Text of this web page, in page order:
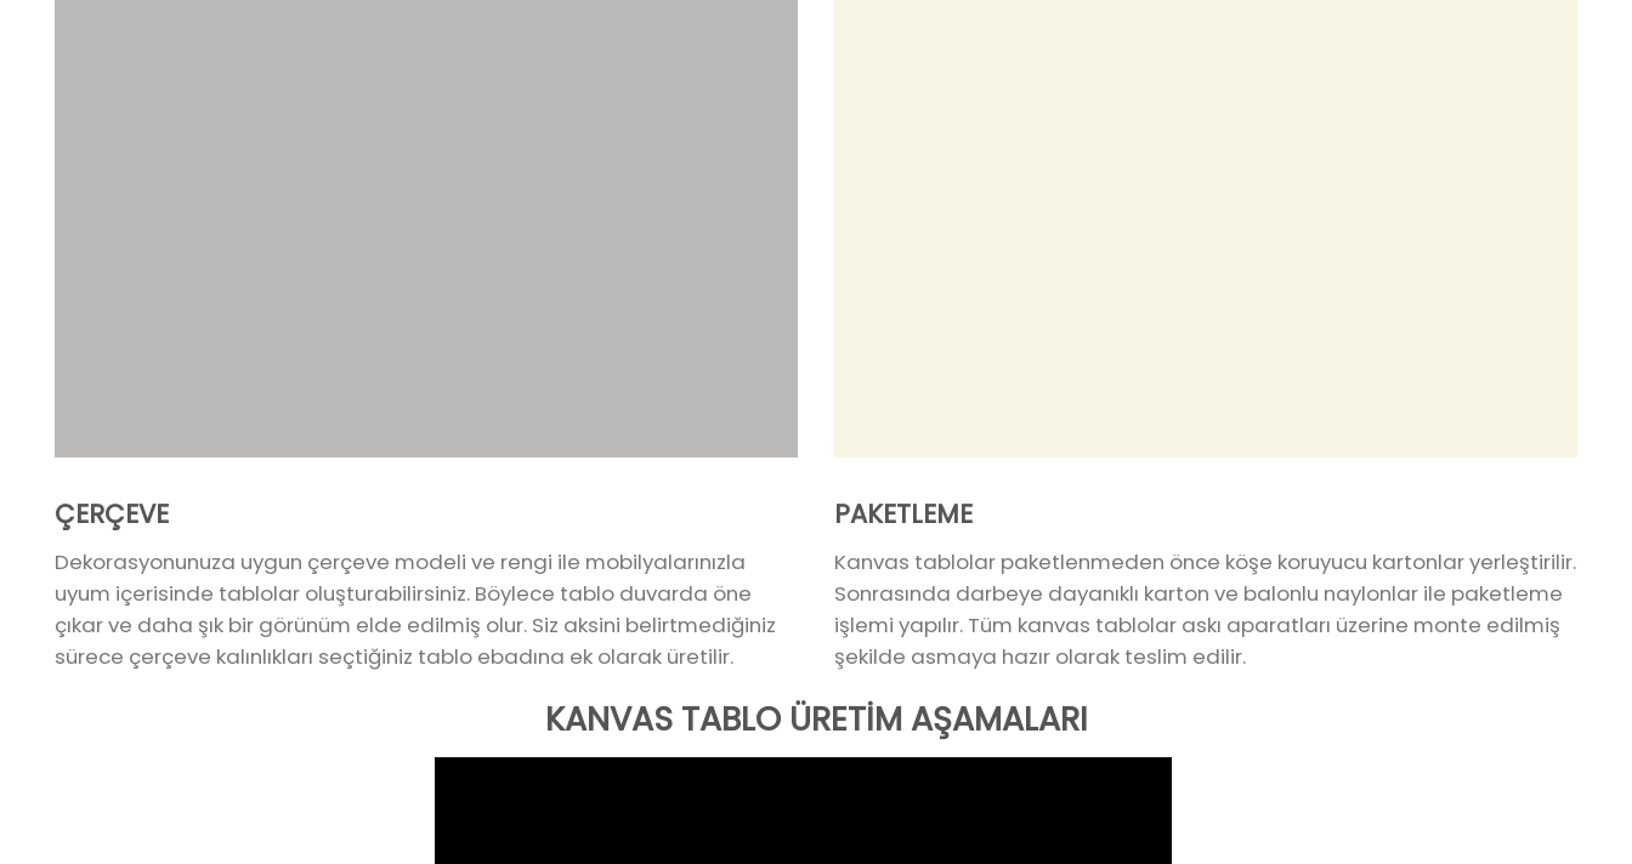
ÇERÇEVE
Dekorasyonunuza uygun çerçeve modeli ve rengi ile mobilyalarınızla
uyum içerisinde tablolar oluşturabilirsiniz. Böylece tablo duvarda öne
çıkar ve daha şık bir görünüm elde edilmiş olur. Siz aksini belirtmediğiniz
sürece çerçeve kalınlıkları seçtiğiniz tablo ebadına ek olarak üretilir.
PAKETLEME
Kanvas tablolar paketlenmeden önce köşe koruyucu kartonlar yerleştirilir.
Sonrasında darbeye dayanıklı karton ve balonlu naylonlar ile paketleme
işlemi yapılır. Tüm kanvas tablolar askı aparatları üzerine monte edilmiş
şekilde asmaya hazır olarak teslim edilir.
KANVAS TABLO ÜRETİM AŞAMALARI